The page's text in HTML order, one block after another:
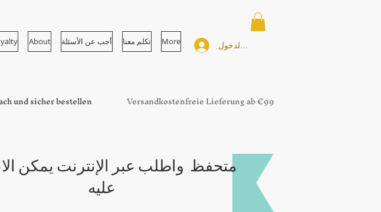
About أجب عن الأسئلة تكلم معنا More تسجيل الدخول
und sicher bestellen Versandkostenfreie Lieferung ab €99
متحفظ واطلب عبر الإنترنت يمكن
عليه